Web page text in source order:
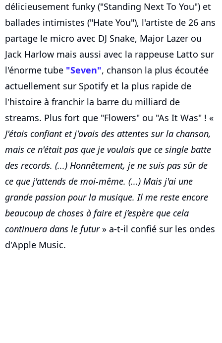
délicieusement funky ("Standing Next To You") et
ballades intimistes ("Hate You"), l'artiste de 26 ans
partage le micro avec DJ Snake, Major Lazer ou
Jack Harlow mais aussi avec la rappeuse Latto sur
l'énorme tube "Seven", chanson la plus écoutée
actuellement sur Spotify et la plus rapide de
l'histoire à franchir la barre du milliard de
streams. Plus fort que "Flowers" ou "As It Was" ! «
J'étais confiant et j'avais des attentes sur la chanson,
mais ce n'était pas que je voulais que ce single batte
des records. (...) Honnêtement, je ne suis pas sûr de
ce que j'attends de moi-même. (...) Mais j'ai une
grande passion pour la musique. Il me reste encore
beaucoup de choses à faire et j’espère que cela
continuera dans le futur» a-t-il confié sur les ondes
d'Apple Music.